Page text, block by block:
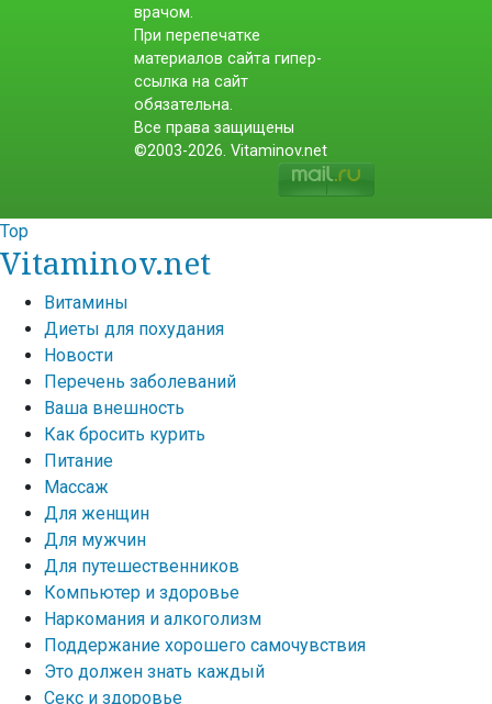
врачом.
При перепечатке
материалов сайта гипер-
ссылка на сайт
обязательна.
Все права защищены
©2003-2026. Vitaminov.net
Top
Vitaminov.net
Витамины
Диеты для похудания
Новости
Перечень заболеваний
Ваша внешность
Как бросить курить
Питание
Массаж
Для женщин
Для мужчин
Для путешественников
Компьютер и здоровье
Наркомания и алкоголизм
Поддержание хорошего самочувствия
Это должен знать каждый
Секс и здоровье